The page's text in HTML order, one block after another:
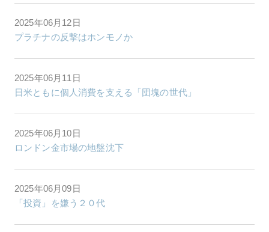
2025年06月12日
プラチナの反撃はホンモノか
2025年06月11日
日米ともに個人消費を支える「団塊の世代」
2025年06月10日
ロンドン金市場の地盤沈下
2025年06月09日
「投資」を嫌う２０代